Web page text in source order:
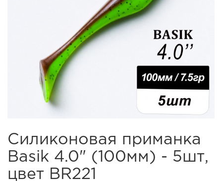
Силиконовая приманка
Basik 4.0" (100мм) - 5шт,
цвет BR221